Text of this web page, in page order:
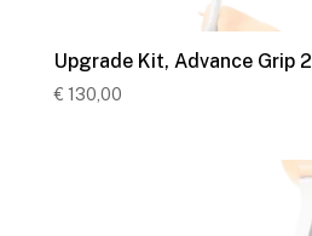
Upgrade Kit, Advance Grip 2
€ 130,00